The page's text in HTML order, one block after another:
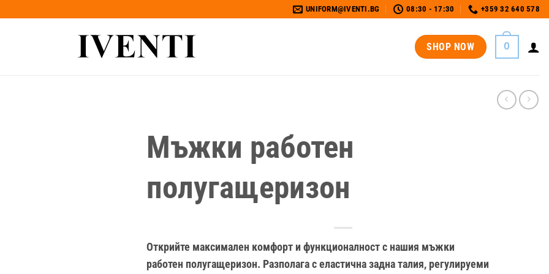
UNIFORM@IVENTI.BG 08:30 - 17:30 +359 32 640 578
SHOP NOW 0
Мъжки работен
полугащеризон
Открийте максимален комфорт и функционалност с нашия мъжки
работен полугащеризон. Разполага с еластична задна талия, регулируеми